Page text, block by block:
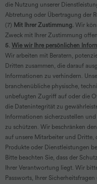
die Nutzung unserer
Abtretung oder Übertragung der
(7) Mit Ihrer Zustimmung. Wir
Zweck mit Ihrer Zustimmung
5. Wie wir Ihre persönlichen
Wir arbeiten mit Beratern,
Dritten zusammen, die darauf
Informationen zu verhindern.
branchenübliche physische,
unbefugten Zugriff auf oder die
die Datenintegrität zu
Informationen sicherzustellen
zu schützen. Wir beschränken
auf unsere Mitarbeiter und Dritte,
Produkte oder Dienstleistungen
Bitte beachten Sie, dass der
Ihrer Verantwortung liegt. Wir
Passworts, Ihrer